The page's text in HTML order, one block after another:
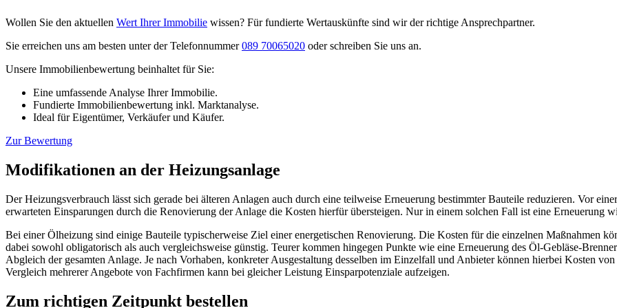
Wollen Sie den aktuellen Wert Ihrer Immobilie wissen? Für fundierte Wertauskünfte sind wir der richtige Ansprechpartner.
Sie erreichen uns am besten unter der Telefonnummer089 70065020 oder schreiben Sie uns an.
Unsere Immobilienbewertung beinhaltet für Sie:
Eine umfassende Analyse Ihrer Immobilie.
Fundierte Immobilienbewertung inkl. Marktanalyse.
Ideal für Eigentümer, Verkäufer und Käufer.
Zur Bewertung
Modifikationen an der Heizungsanlage
​Der Heizungsverbrauch lässt sich gerade bei älteren Anlagen auch durch eine teilweise Erneuerung bestimmter Bauteile reduzieren. Vor
erwarteten Einsparungen durch die Renovierung der Anlage die Kosten hierfür übersteigen. Nur in einem solchen Fall ist eine Erneuerung
Bei einer Ölheizung sind einige Bauteile typischerweise Ziel einer energetischen Renovierung. Die Kosten für die einzelnen Maßnahmen
dabei sowohl obligatorisch als auch vergleichsweise günstig. Teurer kommen hingegen Punkte wie eine Erneuerung des Öl-Gebläse-
Abgleich der gesamten Anlage. Je nach Vorhaben, konkreter Ausgestaltung desselben im Einzelfall und Anbieter können hierbei Kosten
Vergleich mehrerer Angebote von Fachfirmen kann bei gleicher Leistung Einsparpotenziale aufzeigen.
Zum richtigen Zeitpunkt bestellen